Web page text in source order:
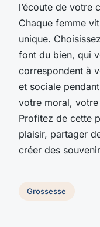
l’écoute de votre
Chaque femme
unique.
font du bien, qui
correspondent à
et sociale
votre moral,
Profitez de cette
plaisir, partager
créer des
Grossesse